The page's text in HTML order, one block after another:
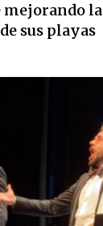
mejorando la
sus playas